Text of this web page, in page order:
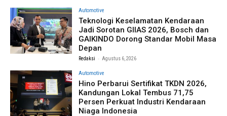
Automotive
Teknologi Keselamatan Kendaraan
Jadi Sorotan GIIAS 2026, Bosch dan
GAIKINDO Dorong Standar Mobil Masa
Depan
Redaksi - Agustus 6, 2026
Automotive
Hino Perbarui Sertifikat TKDN 2026,
Kandungan Lokal Tembus 71,75
Persen Perkuat Industri Kendaraan
Niaga Indonesia